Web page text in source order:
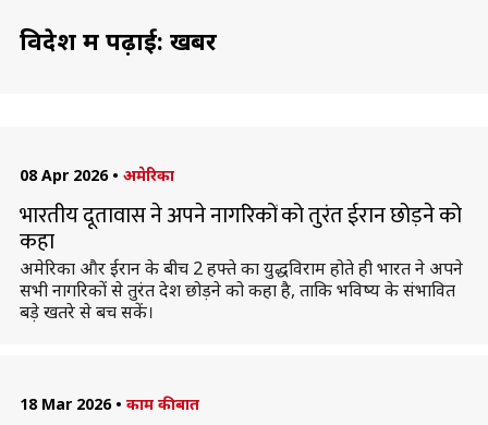
विदेश में पढ़ाई: खबरें
08 Apr 2026 • अमेरिका
भारतीय दूतावास ने अपने नागरिकों को तुरंत ईरान छोड़ने को
कहा
अमेरिका और ईरान के बीच 2 हफ्ते का युद्धविराम होते ही भारत ने अपने
सभी नागरिकों से तुरंत देश छोड़ने को कहा है, ताकि भविष्य के संभावित
बड़े खतरे से बच सकें।
18 Mar 2026 • काम की बात